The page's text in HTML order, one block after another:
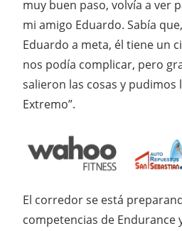
muy buen paso, volvía a ver
mi amigo Eduardo. Sabía
Eduardo a meta, él tiene un
nos podía complicar, pero
salieron las cosas y pudimos
Extremo”.
El corredor se está
competencias de Endurance